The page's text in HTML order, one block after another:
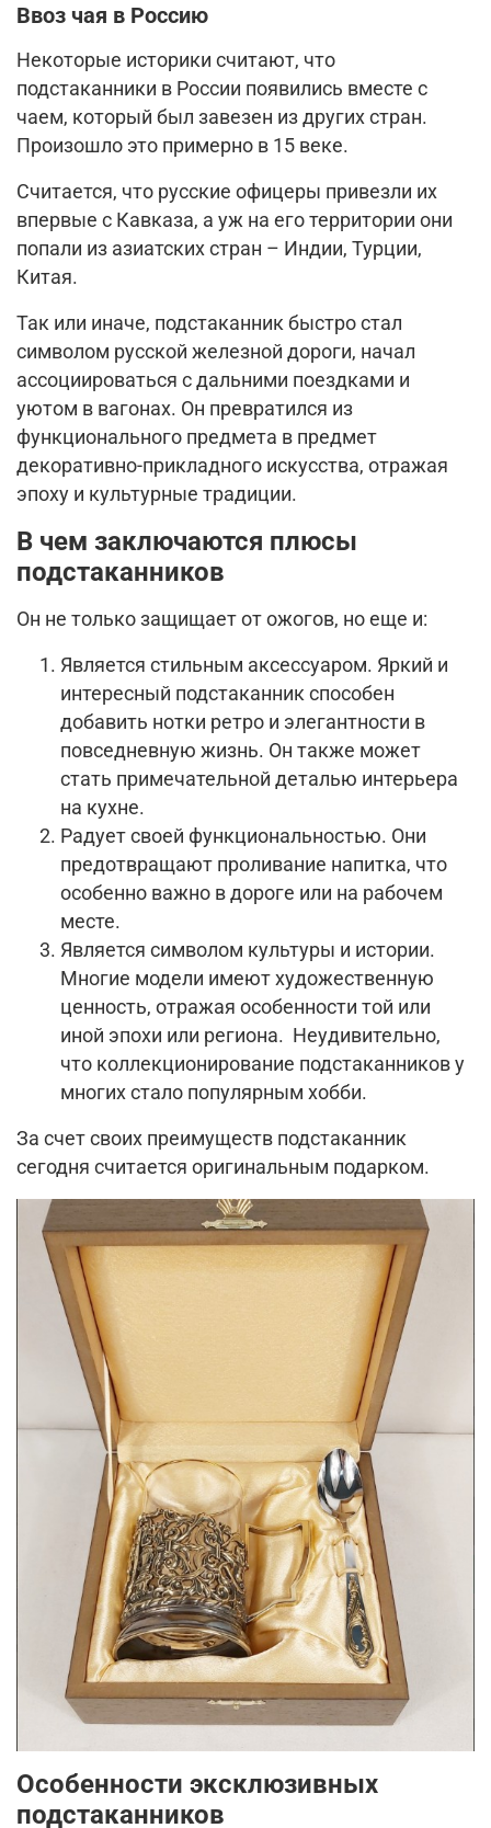
Ввоз чая в Россию
Некоторые историки считают, что
подстаканники в России появились вместе с
чаем, который был завезен из других стран.
Произошло это примерно в 15 веке.
Считается, что русские офицеры привезли их
впервые с Кавказа, а уж на его территории они
попали из азиатских стран – Индии, Турции,
Китая.
Так или иначе, подстаканник быстро стал
символом русской железной дороги, начал
ассоциироваться с дальними поездками и
уютом в вагонах. Он превратился из
функционального предмета в предмет
декоративно-прикладного искусства, отражая
эпоху и культурные традиции.
В чем заключаются плюсы
подстаканников
Он не только защищает от ожогов, но еще и:
Является стильным аксессуаром. Яркий и
интересный подстаканник способен
добавить нотки ретро и элегантности в
повседневную жизнь. Он также может
стать примечательной деталью интерьера
на кухне.
Радует своей функциональностью. Они
предотвращают проливание напитка, что
особенно важно в дороге или на рабочем
месте.
Является символом культуры и истории.
Многие модели имеют художественную
ценность, отражая особенности той или
иной эпохи или региона. Неудивительно,
что коллекционирование подстаканников у
многих стало популярным хобби.
За счет своих преимуществ подстаканник
сегодня считается оригинальным подарком.
Особенности эксклюзивных
подстаканников